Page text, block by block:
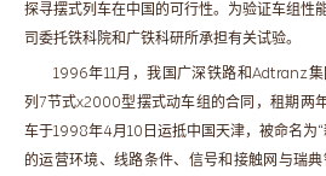
探寻摆式列车在中国的可行性。为验证车组性
司委托铁科院和广铁科研所承担有关试验。
1996年11月，我国广深铁路和Adtranz
列7节式x2000型摆式动车组的合同，租期两
车于1998年4月10日运抵中国天津，被命名为
的运营环境、线路条件、信号和接触网与瑞